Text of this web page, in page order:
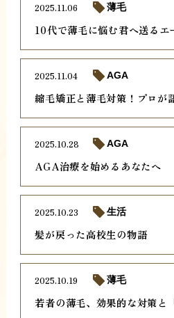
10代で薄毛に悩む君へ送るエ
2025.11.06 薄毛
縮毛矯正と薄毛対策！プロが
2025.11.04 AGA
AGA治療を始めるあなたへ
2025.10.28 AGA
髪が戻った高校生の物語
2025.10.23 生活
若者の薄毛、効果的な対策と
2025.10.19 薄毛